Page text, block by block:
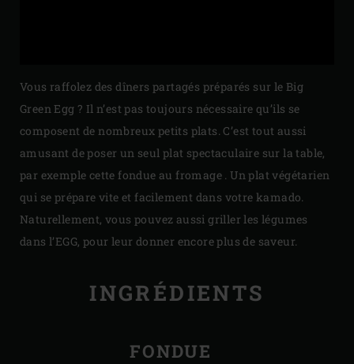
Vous raffolez des dîners partagés préparés sur le Big
Green Egg ? Il n’est pas toujours nécessaire qu’ils se
composent de nombreux petits plats. C’est tout aussi
amusant de poser un seul plat spectaculaire sur la table,
par exemple cette fondue au fromage . Un plat végétarien
qui se prépare vite et facilement dans votre kamado.
Naturellement, vous pouvez aussi griller les légumes
dans l’EGG, pour leur donner encore plus de saveur.
INGRÉDIENTS
FONDUE